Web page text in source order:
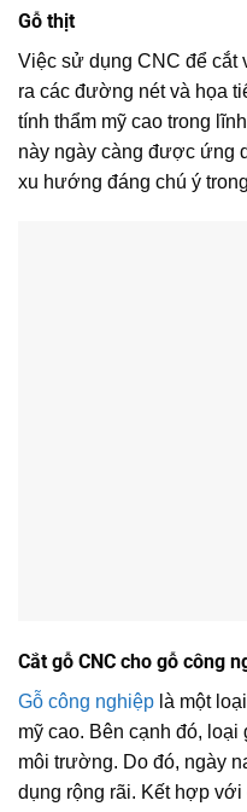
Gỗ thịt
Việc sử dụng CNC để cắt
ra các đường nét và họa
tính thẩm mỹ cao trong
này ngày càng được ứng
xu hướng đáng chú ý
Cắt gỗ CNC cho gỗ công
Gỗ công nghiệp là một
mỹ cao. Bên cạnh đó,
môi trường. Do đó, ngày
dụng rộng rãi. Kết hợp